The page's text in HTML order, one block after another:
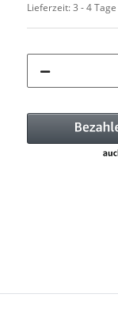
Lieferzeit:3 - 4 Tage